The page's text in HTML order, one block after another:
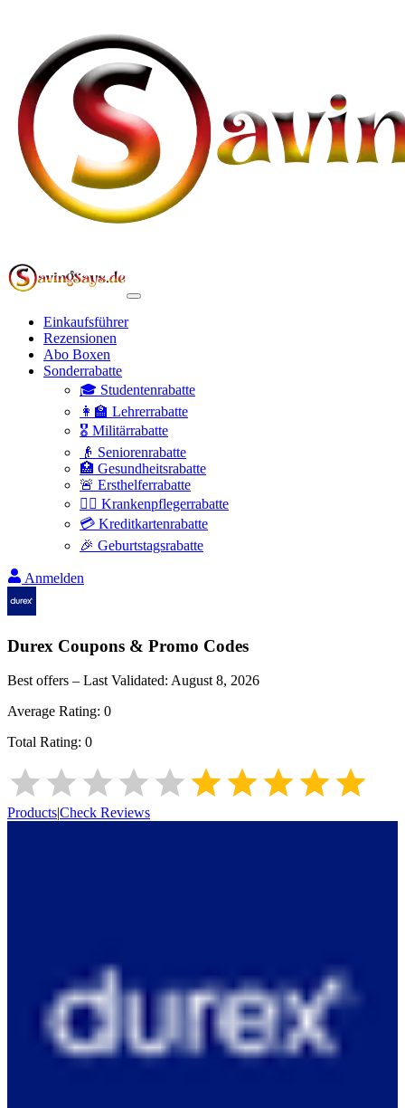
Einkaufsführer
Rezensionen
Abo Boxen
Sonderrabatte
🎓 Studentenrabatte
👩‍🏫 Lehrerrabatte
🎖️ Militärrabatte
👴 Seniorenrabatte
🏥 Gesundheitsrabatte
🚨 Ersthelferrabatte
👩‍⚕️ Krankenpflegerrabatte
💳 Kreditkartenrabatte
🎉 Geburtstagsrabatte
Anmelden
Durex Coupons & Promo Codes
Best offers – Last Validated: August 8, 2026
Average Rating: 0
Total Rating: 0
Products|Check Reviews